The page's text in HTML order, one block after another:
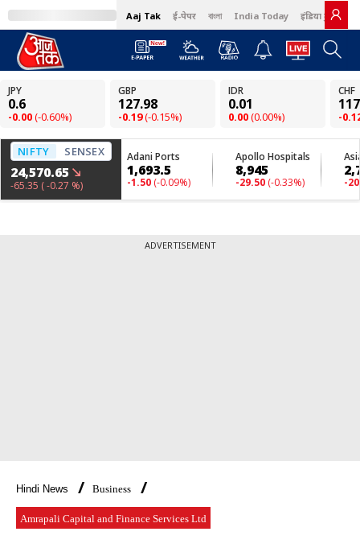
Aaj Tak ई-पेपर বাংলা India Today इंडिया टुडे हिंदी
ADVERTISEMENT
Hindi News Business
Amrapali Capital and Finance Services Ltd